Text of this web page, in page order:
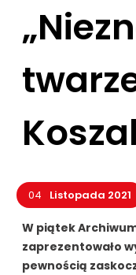
04 Listopada 2021
W piątek
zaprezentowało
pewnością